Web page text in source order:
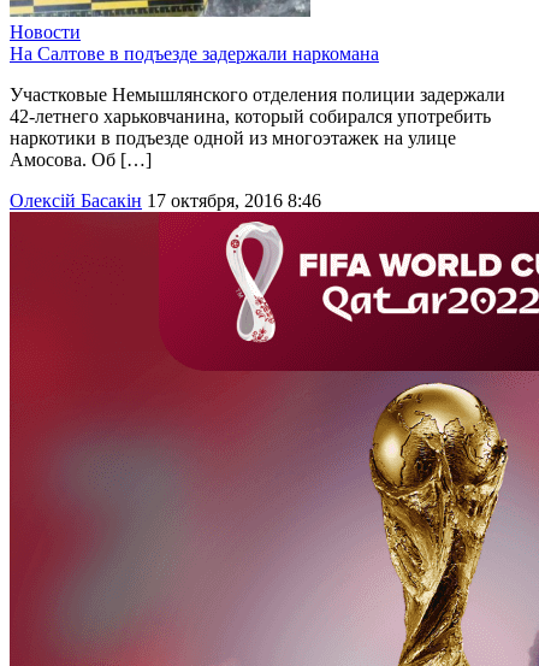
Новости
На Салтове в подъезде задержали наркомана
Участковые Немышлянского отделения полиции задержали
42-летнего харьковчанина, который собирался употребить
наркотики в подъезде одной из многоэтажек на улице
Амосова. Об […]
Олексій Басакін 17 октября, 2016 8:46